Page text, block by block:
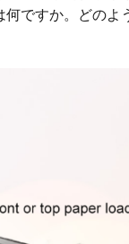
ですか。どのよ